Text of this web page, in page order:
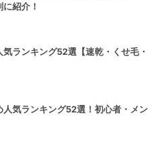
紹介！
気ランキング52選【速乾・くせ毛・
人気ランキング52選！初心者・メン